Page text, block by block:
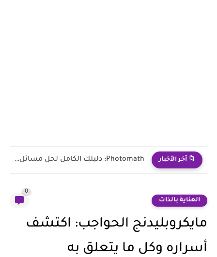
📁 آخر الأخبار Photomath: دليلك الكامل لحل مسائل الرياضيات بسهولة على الموبايل 📱
العناية بالذات
0
مايكروبليدنج الحواجب: اكتشف
أسراره وكل ما يتعلق به